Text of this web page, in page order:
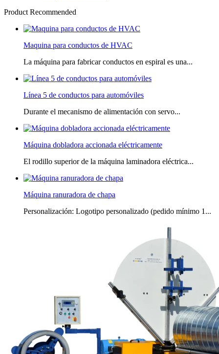
Product Recommended
Maquina para conductos de HVAC
La máquina para fabricar conductos en espiral es una...
Línea 5 de conductos para automóviles
Durante el mecanismo de alimentación con servo...
Máquina dobladora accionada eléctricamente
El rodillo superior de la máquina laminadora eléctrica...
Máquina ranuradora de chapa
Personalización: Logotipo personalizado (pedido mínimo 1...